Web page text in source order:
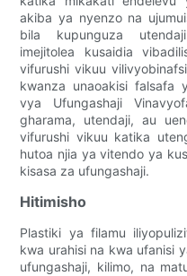
akiba ya nyenzo na
bila kupunguza
imejitolea kusaidia
vifurushi vikuu
kwanza unaoakisi falsafa
vya Ufungashaji
gharama, utendaji, au
vifurushi vikuu katika
hutoa njia ya vitendo ya
kisasa za ufungashaji.
Hitimisho
Plastiki ya filamu
kwa urahisi na kwa ufanisi
ufungashaji, kilimo, na